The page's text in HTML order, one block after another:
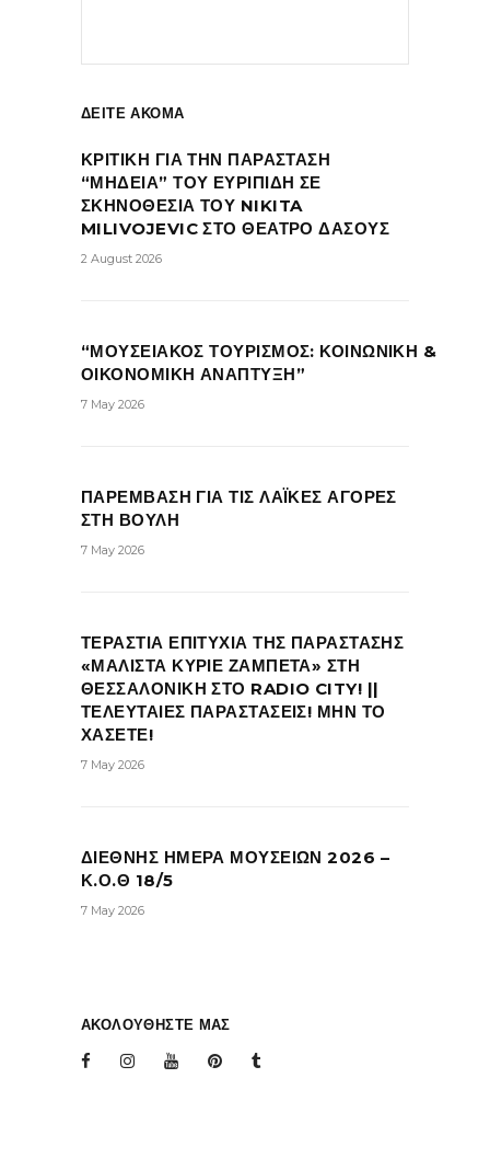
ΔΕΙΤΕ ΑΚΟΜΑ
ΚΡΙΤΙΚΗ ΓΙΑ ΤΗΝ ΠΑΡΑΣΤΑΣΗ
“ΜΗΔΕΙΑ” ΤΟΥ ΕΥΡΙΠΙΔΗ ΣΕ
ΣΚΗΝΟΘΕΣΙΑ ΤΟΥ NIKITA
MILIVOJEVIC ΣΤΟ ΘΕΑΤΡΟ ΔΑΣΟΥΣ
2 August 2026
“ΜΟΥΣΕΙΑΚΟΣ ΤΟΥΡΙΣΜΟΣ: ΚΟΙΝΩΝΙΚΗ &
ΟΙΚΟΝΟΜΙΚΗ ΑΝΑΠΤΥΞΗ”
7 May 2026
ΠΑΡΕΜΒΑΣΗ ΓΙΑ ΤΙΣ ΛΑΪΚΕΣ ΑΓΟΡΕΣ
ΣΤΗ ΒΟΥΛΗ
7 May 2026
ΤΕΡΑΣΤΙΑ ΕΠΙΤΥΧΙΑ ΤΗΣ ΠΑΡΑΣΤΑΣΗΣ
«ΜΑΛΙΣΤΑ ΚΥΡΙΕ ΖΑΜΠΕΤΑ» ΣΤΗ
ΘΕΣΣΑΛΟΝΙΚΗ ΣΤΟ RADIO CITY! ||
ΤΕΛΕΥΤΑΙΕΣ ΠΑΡΑΣΤΑΣΕΙΣ! ΜΗΝ ΤΟ
ΧΑΣΕΤΕ!
7 May 2026
ΔΙΕΘΝΗΣ ΗΜΕΡΑ ΜΟΥΣΕΙΩΝ 2026 –
Κ.Ο.Θ 18/5
7 May 2026
ΑΚΟΛΟΥΘΗΣΤΕ ΜΑΣ